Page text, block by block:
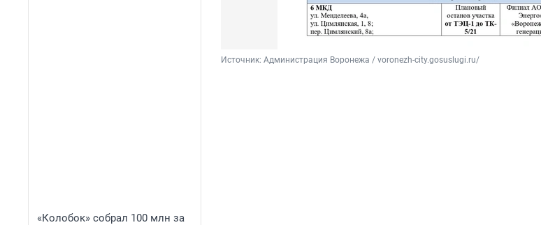
«Колобок» собрал 100 млн за
Источник: Администрация Воронежа / voronezh-city.gosuslugi.ru/